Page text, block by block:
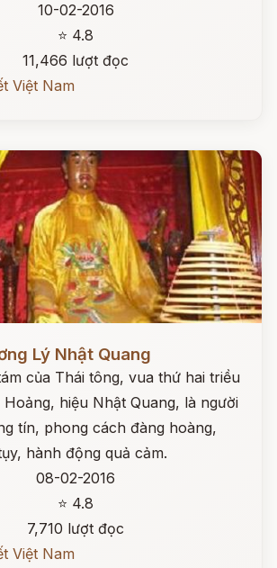
10-02-2016
⭐ 4.8
11,466 lượt đọc
Việt Nam
Lý Nhật Quang
của Thái tông, vua thứ hai triều
Hoảng, hiệu Nhật Quang, là người
tín, phong cách đàng hoàng,
hành động quả cảm.
08-02-2016
⭐ 4.8
7,710 lượt đọc
Việt Nam